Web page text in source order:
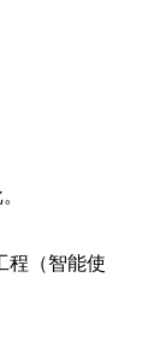
程（智能使